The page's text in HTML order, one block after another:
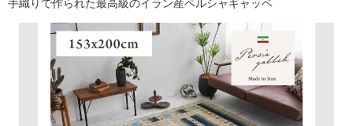
手織りで作られた最高級のイラン産ペルシャギャッベ